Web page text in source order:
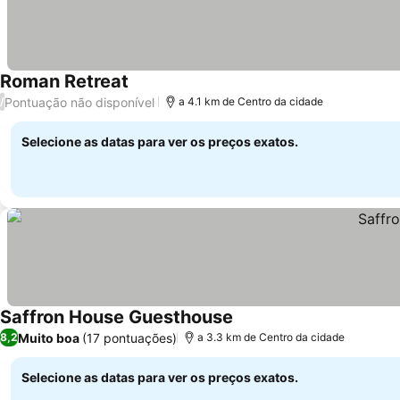
Roman Retreat
/Pontuação não disponível a 4.1 km de Centro da cidade
Selecione as datas para ver os preços exatos.
Saffron House Guesthouse
8,2Muito boa (17 pontuações) a 3.3 km de Centro da cidade
Selecione as datas para ver os preços exatos.